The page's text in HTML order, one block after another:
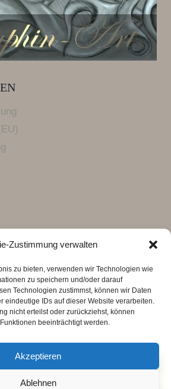
Zustimmung verwalten
zu bieten, verwenden wir Technologien wie
zu speichern und/oder darauf
Technologien zustimmst, können wir Daten
eindeutige IDs auf dieser Website verarbeiten.
nicht erteilst oder zurückziehst, können
beeinträchtigt werden.
Akzeptieren
Ablehnen
Lieferzeiten
sich inklusive der
Versandkosten